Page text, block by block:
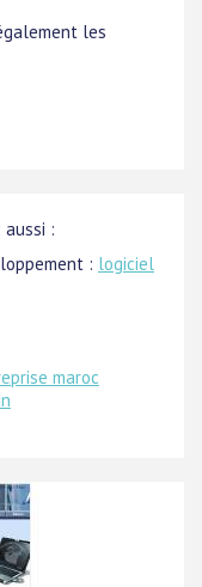
les
aussi :
: logiciel
maroc